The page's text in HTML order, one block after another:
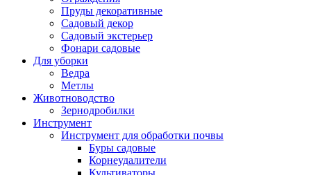
Пруды декоративные
Садовый декор
Садовый экстерьер
Фонари садовые
Для уборки
Ведра
Метлы
Животноводство
Зернодробилки
Инструмент
Инструмент для обработки почвы
Буры садовые
Корнеудалители
Культиваторы